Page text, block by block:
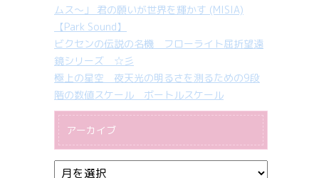
ムス～」 君の願いが世界を輝かす (MISIA)
【Park Sound】
ビクセンの伝説の名機 フローライト屈折望遠
鏡シリーズ ☆彡
極上の星空 夜天光の明るさを測るための9段
階の数値スケール ボートルスケール
アーカイブ